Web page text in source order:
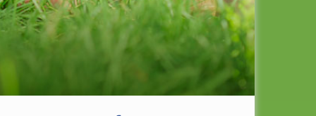
spécialisée